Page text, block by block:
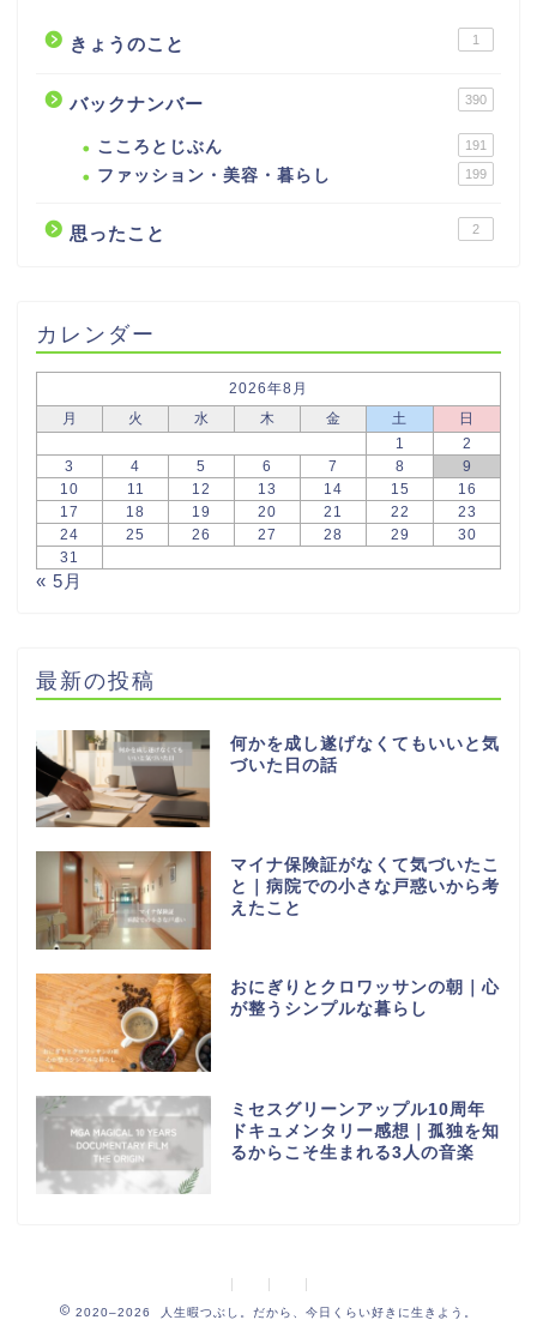
きょうのこと 1
バックナンバー 390
こころとじぶん 191
ファッション・美容・暮らし 199
思ったこと 2
カレンダー
2026年8月
月
火 水 木 金 土
日
1
2
3
4 5 6 7 8
9
10
11 12 13 14 15
16
17
18 19 20 21 22
23
24
25 26 27 28 29
30
31
« 5月
最新の投稿
何かを成し遂げなくてもいいと気
づいた日の話
マイナ保険証がなくて気づいたこ
と｜病院での小さな戸惑いから考
えたこと
おにぎりとクロワッサンの朝｜心
が整うシンプルな暮らし
ミセスグリーンアップル10周年
ドキュメンタリー感想｜孤独を知
るからこそ生まれる3人の音楽
2020–2026 人生暇つぶし。だから、今日くらい好きに生きよう。